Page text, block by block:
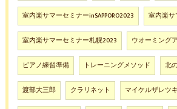
室内楽サマーセミナーinSAPPORO2023 室内楽
室内楽サマーセミナー札幌2023 ウオーミング
ピアノ練習準備 トレーニングメソッド 北
渡部大三郎 クラリネット マイケルザレツ